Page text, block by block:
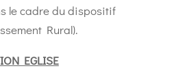
le cadre du dispositif
Rural).
EGLISE